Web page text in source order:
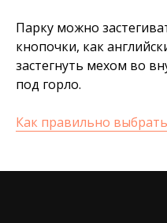
Парку можно
кнопочки, как
застегнуть мехом во
под горло.
Как правильно